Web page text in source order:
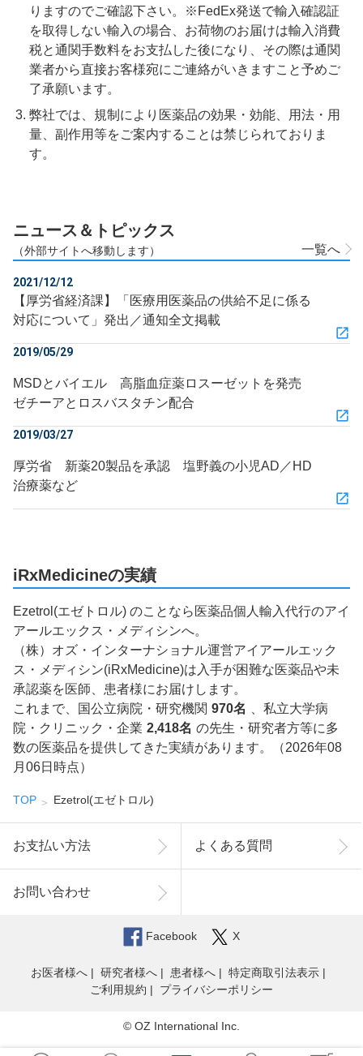
りますのでご確認下さい。※FedEx発送で輸入確認証
を取得しない輸入の場合、お荷物のお届けは輸入消費
税と通関手数料をお支払した後になり、その際は通関
業者から直接お客様宛にご連絡がいきますこと予めご
了承願います。
弊社では、規制により医薬品の効果・効能、用法・用
量、副作用等をご案内することは禁じられておりま
す。
ニュース＆トピックス
（外部サイトへ移動します） 一覧へ
2021/12/12
【厚労省経済課】「医療用医薬品の供給不足に係る
対応について」発出／通知全文掲載
2019/05/29
MSDとバイエル 高脂血症薬ロスーゼットを発売
ゼチーアとロスバスタチン配合
2019/03/27
厚労省 新薬20製品を承認 塩野義の小児AD／HD
治療薬など
iRxMedicineの実績
Ezetrol(エゼトロル) のことなら医薬品個人輸入代行のアイ
アールエックス・メディシンへ。
（株）オズ・インターナショナル運営アイアールエック
ス・メディシン(iRxMedicine)は入手が困難な医薬品や未
承認薬を医師、患者様にお届けします。
これまで、国公立病院・研究機関 970名
、私立大学病
院・クリニック・企業 2,418名 の先生・研究者方等に多
数の医薬品を提供してきた実績があります。（2026年08
月06日時点）
TOP Ezetrol(エゼトロル)
お支払い方法 よくある質問
お問い合わせ
Facebook X
お医者様へ 研究者様へ 患者様へ
特定商取引法表示
ご利用規約
プライバシーポリシー
© OZ International Inc.